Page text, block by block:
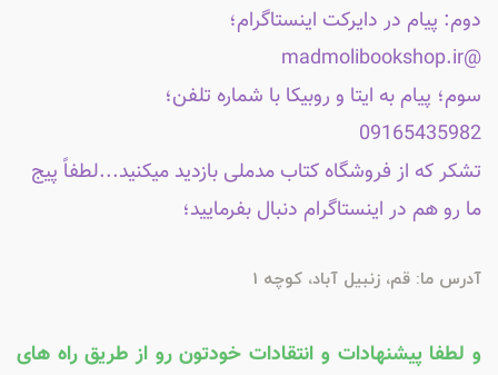
دوم: پیام در دایرکت اینستاگرام؛
@madmolibookshop.ir
سوم؛ پیام به ایتا و روبیکا با شماره تلفن؛
09165435982
تشکر که از فروشگاه کتاب مدملی بازدید میکنید...لطفاً پیج
ما رو هم در اینستاگرام دنبال بفرمایید؛
آدرس ما: قم، زنبیل آباد، کوچه 1
و لطفا پیشنهادات و انتقادات خودتون رو از طریق راه های